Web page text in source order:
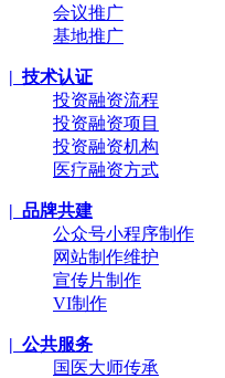
会议推广
基地推广
| 技术认证
投资融资流程
投资融资项目
投资融资机构
医疗融资方式
| 品牌共建
公众号小程序制作
网站制作维护
宣传片制作
VI制作
| 公共服务
国医大师传承